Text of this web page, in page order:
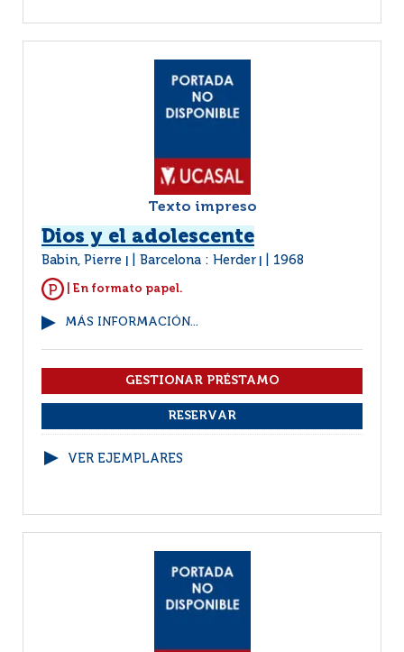
Texto impreso
Dios y el adolescente
Babin, Pierre Barcelona : Herder 1968
| En formato papel.
MÁS INFORMACIÓN...
VER EJEMPLARES